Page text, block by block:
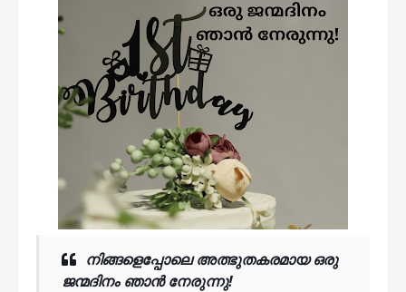
നിങ്ങളെപ്പോലെ അത്ഭുതകരമായ ഒരു
ജന്മദിനം ഞാൻ നേരുന്നു!